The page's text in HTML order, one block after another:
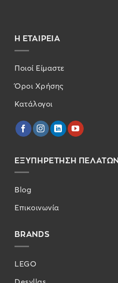
Η ΕΤΑΙΡΕΙΑ
Ποιοί Είμαστε
Όροι Χρήσης
Κατάλογοι
ΕΞΥΠΗΡΕΤΗΣΗ ΠΕΛΑΤΩΝ
Blog
Επικοινωνία
BRANDS
LEGO